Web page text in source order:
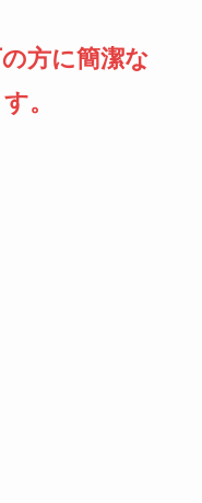
方に簡潔な
。